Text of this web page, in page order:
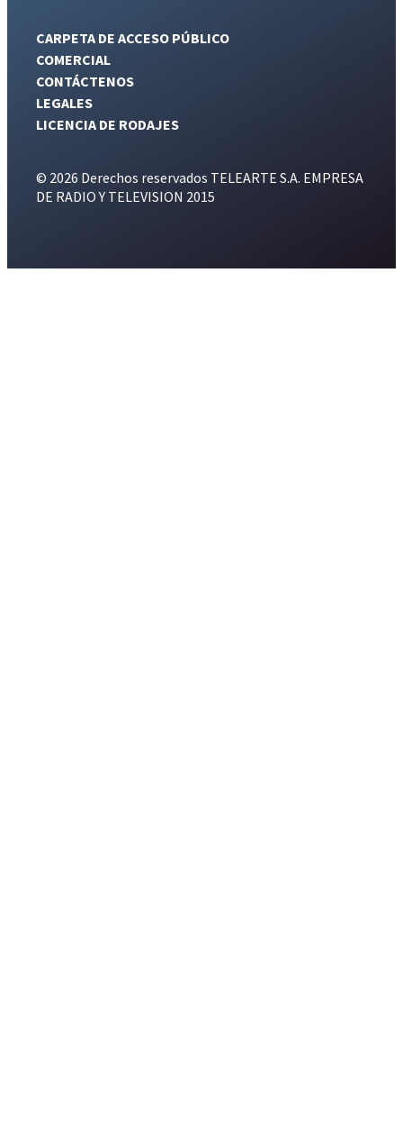
CARPETA DE ACCESO PÚBLICO
COMERCIAL
CONTÁCTENOS
LEGALES
LICENCIA DE RODAJES
© 2026 Derechos reservados TELEARTE S.A. EMPRESA
DE RADIO Y TELEVISION 2015